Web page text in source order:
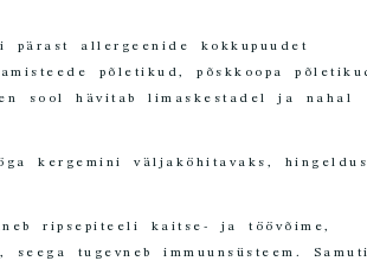
pärast allergeenide kokkupuudet
põletikud, põskkoopa
sool hävitab limaskestadel ja nahal
kergemini väljaköhitavaks, hingeldus
ripsepiteeli kaitse- ja töövõime,
tugevneb immuunsüsteem. Samuti